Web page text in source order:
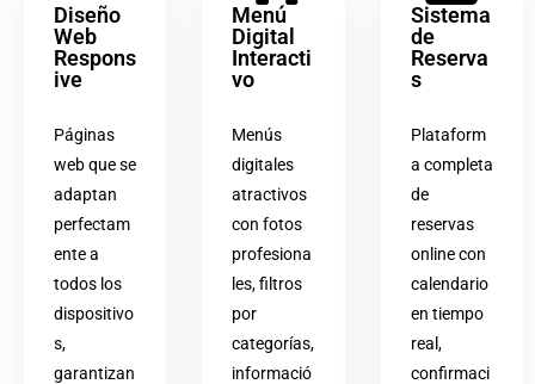
Diseño
Web
Respons
ive
Páginas
web que se
adaptan
perfectam
ente a
todos los
dispositivo
s,
garantizan
Menú
Digital
Interacti
vo
Menús
digitales
atractivos
con fotos
profesiona
les, filtros
por
categorías,
informació
Sistema
de
Reserva
s
Plataform
a completa
de
reservas
online con
calendario
en tiempo
real,
confirmaci